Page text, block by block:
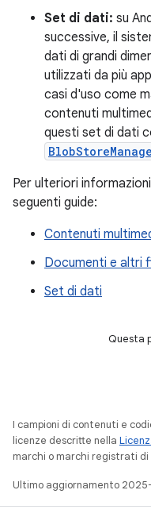
Set di dati: su
successive, il
dati di grandi
utilizzati da più
casi d'uso come
contenuti
questi set di dati
Per ulteriori
seguenti guide:
Contenuti
Documenti e altri
Set di dati
Questa
I campioni di contenuti e
licenze descritte nella
marchi o marchi registrati
Ultimo aggiornamento